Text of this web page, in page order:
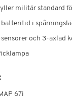
militär standard
batteritid i
och 3-axlad
67i